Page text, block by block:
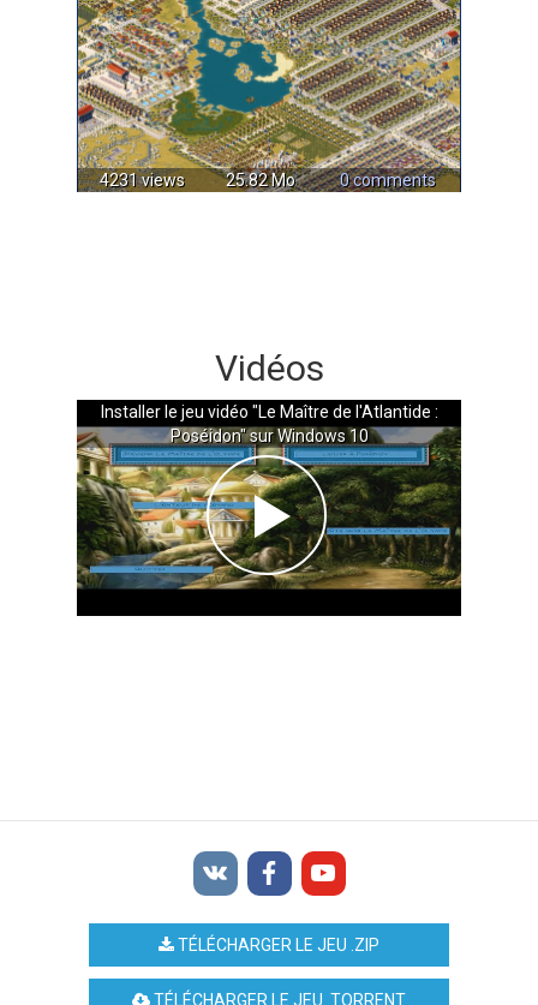
4231 views 25.82 Mo 0 comments
Vidéos
Installer le jeu vidéo "Le Maître de l'Atlantide :
Poséidon" sur Windows 10
TÉLÉCHARGER LE JEU .ZIP
TÉLÉCHARGER LE JEU .TORRENT